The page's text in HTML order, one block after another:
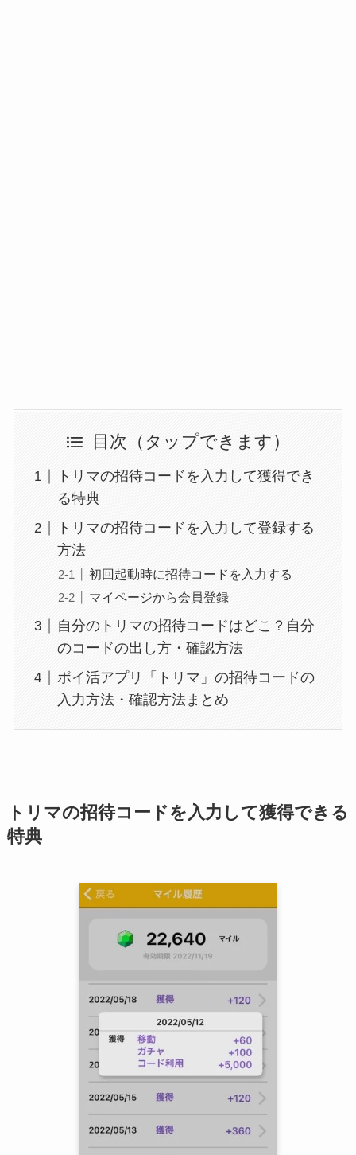
目次
トリマの招待コードを入力して獲得でき
る特典
トリマの招待コードを入力して登録する
方法
初回起動時に招待コードを入力する
マイページから会員登録
自分のトリマの招待コードはどこ？自分
のコードの出し方・確認方法
ポイ活アプリ「トリマ」の招待コードの
入力方法・確認方法まとめ
トリマの招待コードを入力して獲得できる
特典